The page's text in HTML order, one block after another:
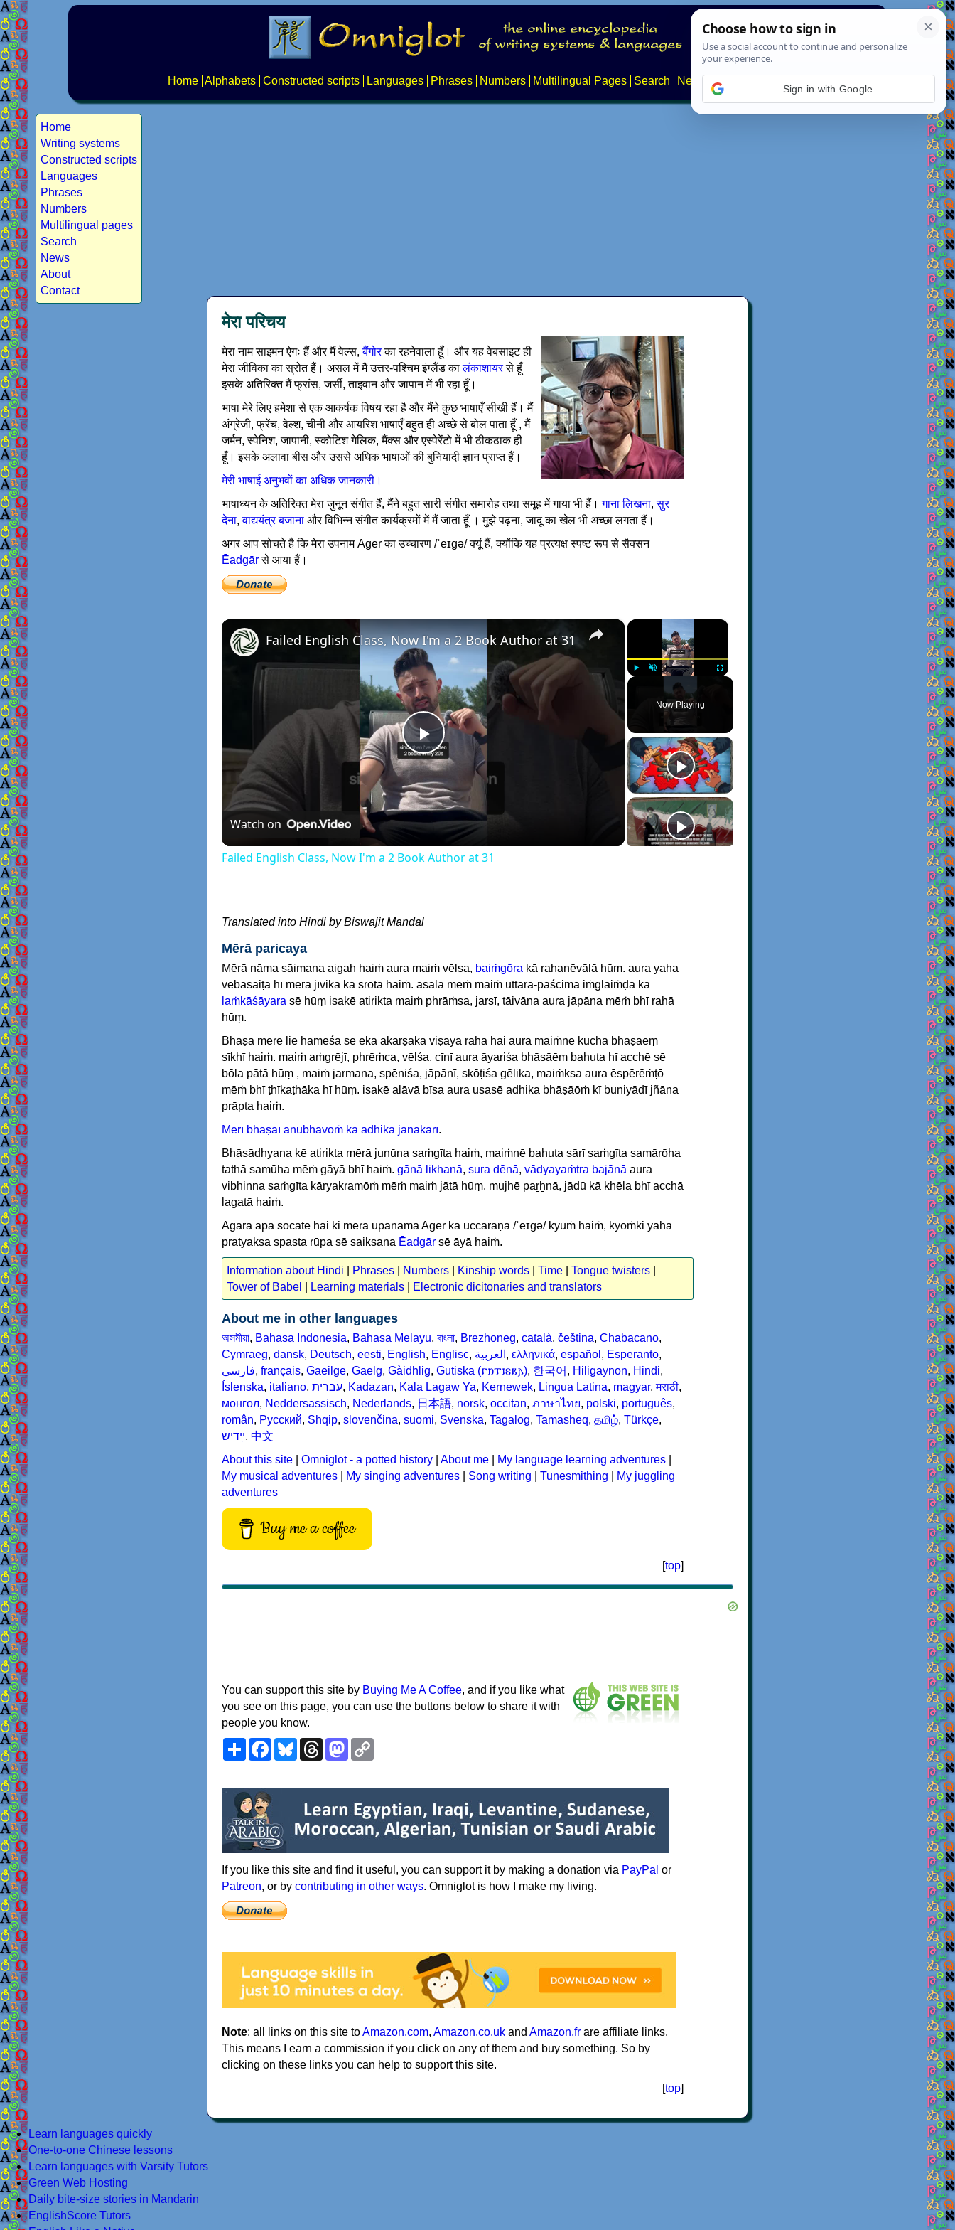
Home Alphabets Constructed scripts Languages Phrases Numbers Multilingual Pages Search News About
Home
Writing systems
Constructed scripts
Languages
Phrases
Numbers
Multilingual pages
Search
News
About
Contact
मेरा परिचय
मेरा नाम साइमन ऐगः हैं और मैं वेल्स,बैंगोरका रहनेवाला हूँ। और यह वेबसाइट ही
मेरा जीविका का स्रोत हैं। असल में मैं उत्तर-पश्चिम इंग्लैंड कालंकाशायरसे हूँ
इसके अतिरिक्त मैं फ्रांस, जर्सी, ताइवान और जापान में भी रहा हूँ।
भाषा मेरे लिए हमेशा से एक आकर्षक विषय रहा है और मैंने कुछ भाषाएँ सीखी हैं। मैं
अंग्रेजी, फ्रेंच, वेल्श, चीनी और आयरिश भाषाएँ बहुत ही अच्छे से बोल पाता हूँ , मैं
जर्मन, स्पेनिश, जापानी, स्कोटिश गेलिक, मैंक्स और एस्पेरेंटो में भी ठीकठाक ही
हूँ। इसके अलावा बीस और उससे अधिक भाषाओं की बुनियादी ज्ञान प्राप्त हैं।
मेरी भाषाई अनुभवों का अधिक जानकारी।
भाषाध्यन के अतिरिक्त मेरा जुनून संगीत हैं, मैंने बहुत सारी संगीत समारोह तथा समूह में गाया भी हैं।गाना लिखना,सुर
देना,वाद्ययंत्र बजाना और विभिन्न संगीत कार्यक्रमों में मैं जाता हूँ । मुझे पढ़ना, जादू का खेल भी अच्छा लगता हैं।
अगर आप सोचते है कि मेरा उपनाम Ager का उच्चारण /ˈeɪɡə/ क्यूं हैं, क्योंकि यह प्रत्यक्ष स्पष्ट रूप से सैक्सन
Ēadgārसे आया हैं।
×
Fullscreen
Now Playing
×
Play
Video
Failed English Class, Now I'm a 2 Book Author at 31
Watch on
Failed English Class, Now I'm a 2 Book Author at 31
Translated into Hindi by Biswajit Mandal
Mērā paricaya
Mērā nāma sāimana aigaḥ haiṁ aura maiṁ vēlsa, baiṁgōra kā rahanēvālā hūṃ. aura yaha
vēbasāiṭa hī mērā jīvikā kā srōta haiṁ. asala mēṁ maiṁ uttara-paścima iṁglaiṁḍa kā
laṁkāśāyara sē hūṃ isakē atirikta maiṁ phrāṁsa, jarsī, tāivāna aura jāpāna mēṁ bhī rahā
hūṃ.
Bhāṣā mērē liē hamēśā sē ēka ākarṣaka viṣaya rahā hai aura maiṁnē kucha bhāṣāēṃ
sīkhī haiṁ. maiṁ aṁgrējī, phrēṁca, vēlśa, cīnī aura āyariśa bhāṣāēṃ bahuta hī acchē sē
bōla pātā hūṃ , maiṁ jarmana, spēniśa, jāpānī, skōṭiśa gēlika, maiṁksa aura ēspērēṁṭō
mēṁ bhī ṭhīkaṭhāka hī hūṃ. isakē alāvā bīsa aura usasē adhika bhāṣāōṁ kī buniyādī jñāna
prāpta haiṁ.
Mērī bhāṣāī anubhavōṁ kā adhika jānakārī.
Bhāṣādhyana kē atirikta mērā junūna saṁgīta haiṁ, maiṁnē bahuta sārī saṁgīta samārōha
tathā samūha mēṁ gāyā bhī haiṁ. gānā likhanā, sura dēnā, vādyayaṁtra bajānā aura
vibhinna saṁgīta kāryakramōṁ mēṁ maiṁ jātā hūṃ. mujhē paṟẖnā, jādū kā khēla bhī acchā
lagatā haiṁ.
Agara āpa sōcatē hai ki mērā upanāma Ager kā uccāraṇa /ˈeɪɡə/ kyūṁ haiṁ, kyōṁki yaha
pratyakṣa spaṣṭa rūpa sē saiksana Ēadgār sē āyā haiṁ.
Information about Hindi Phrases Numbers Kinship words Time Tongue twisters
Tower of Babel
Learning materials Electronic dicitonaries and translators
About me in other languages
অসমীয়া, Bahasa Indonesia, Bahasa Melayu, বাংলা, Brezhoneg, català, čeština, Chabacano,
Cymraeg, dansk, Deutsch, eesti, English, Englisc, العربية , ελληνικά, español , Esperanto,
فارسى, français, Gaeilge, Gaelg, Gàidhlig, Gutiska (𐌲𐌿𐍄𐌹𐍃𐌺𐌰), 한국어 , Hiligaynon, Hindi,
Íslenska, italiano, עברית, Kadazan, Kala Lagaw Ya, Kernewek, Lingua Latina, magyar,मराठी,
монгол, Neddersassisch, Nederlands, 日本語, norsk, occitan, ภาษาไทย, polski, português,
român, Русский, Shqip, slovenčina, suomi, Svenska, Tagalog, Tamasheq, தமிழ், Türkçe,
ײִדיש, 中文
About this site
Omniglot - a potted history About me My language learning adventures
My musical adventures
My singing adventures Song writing Tunesmithing
My juggling
adventures
Buy me a coffee
[top]
You can support this site by Buying Me A Coffee, and if you like what
you see on this page, you can use the buttons below to share it with
people you know.
ShareFacebookBlueskyThreadsMastodon
If you like this site and find it useful, you can support it by making a donation via PayPal or
Patreon, or by contributing in other ways. Omniglot is how I make my living.
Note: all links on this site toAmazon.com, Amazon.co.uk and Amazon.fr are affiliate links.
This means I earn a commission if you click on any of them and buy something. So by
clicking on these links you can help to support this site.
[top]
Learn languages quickly
One-to-one Chinese lessons
Learn languages with Varsity Tutors
Green Web Hosting
Daily bite-size stories in Mandarin
EnglishScore Tutors
Sign in with Google